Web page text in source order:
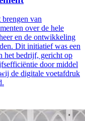
van
over de hele
en de ontwikkeling
Dit initiatief was een
het bedrijf, gericht op
door middel
de digitale voetafdruk